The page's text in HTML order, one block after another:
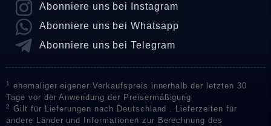
Abonniere uns bei Instagram
Abonniere uns bei Whatsapp
Abonniere uns bei Telegram
1
ehemaliger eigener Verkaufspreis innerhalb der letzten 30
Tage vor der Anwendung der Preisermäßigung
2
Gilt für Lieferungen nach Deutschland . Lieferzeiten für
andere Länder und Informationen zur Berechnung des